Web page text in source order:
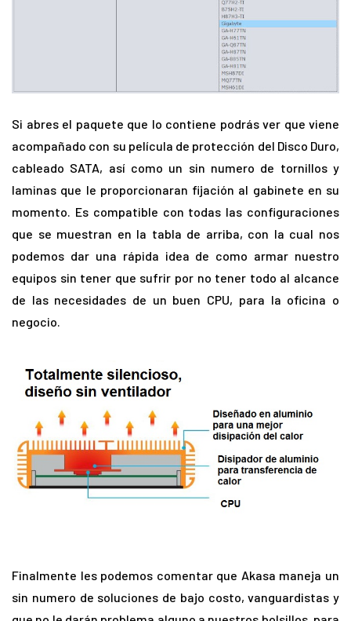
Si abres el paquete que lo contiene podrás ver que viene
acompañado con su película de protección del Disco Duro,
cableado SATA, así como un sin numero de tornillos y
laminas que le proporcionaran fijación al gabinete en su
momento. Es compatible con todas las configuraciones
que se muestran en la tabla de arriba, con la cual nos
podemos dar una rápida idea de como armar nuestro
equipos sin tener que sufrir por no tener todo al alcance
de las necesidades de un buen CPU, para la oficina o
negocio.
Finalmente les podemos comentar que Akasa maneja un
sin numero de soluciones de bajo costo, vanguardistas y